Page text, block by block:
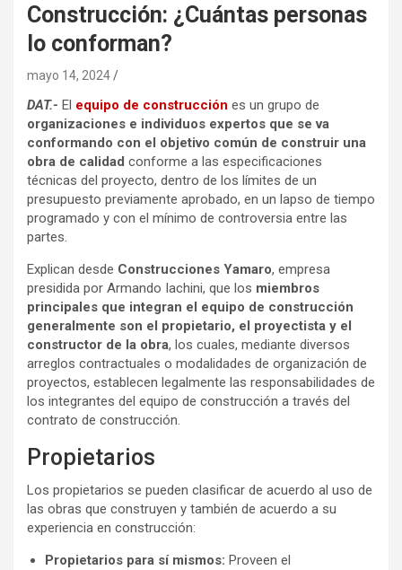
Construcción: ¿Cuántas personas
lo conforman?
mayo 14, 2024
DAT.- El equipo de construcción es un grupo de
organizaciones e individuos expertos que se va
conformando con el objetivo común de construir una
obra de calidad conforme a las especificaciones
técnicas del proyecto, dentro de los límites de un
presupuesto previamente aprobado, en un lapso de tiempo
programado y con el mínimo de controversia entre las
partes.
Explican desde Construcciones Yamaro, empresa
presidida por Armando Iachini, que los miembros
principales que integran el equipo de construcción
generalmente son el propietario, el proyectista y el
constructor de la obra, los cuales, mediante diversos
arreglos contractuales o modalidades de organización de
proyectos, establecen legalmente las responsabilidades de
los integrantes del equipo de construcción a través del
contrato de construcción.
Propietarios
Los propietarios se pueden clasificar de acuerdo al uso de
las obras que construyen y también de acuerdo a su
experiencia en construcción:
Propietarios para sí mismos: Proveen el